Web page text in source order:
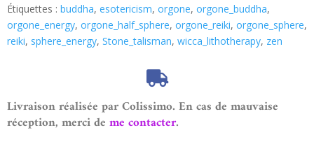
Étiquettes : buddha, esotericism, orgone, orgone_buddha,
orgone_energy, orgone_half_sphere, orgone_reiki, orgone_sphere,
reiki, sphere_energy, Stone_talisman, wicca_lithotherapy, zen
Livraison réalisée par Colissimo. En cas de mauvaise
réception, merci de me contacter.